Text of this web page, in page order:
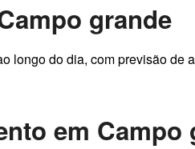
grande
longo do dia, com previsão
em Campo